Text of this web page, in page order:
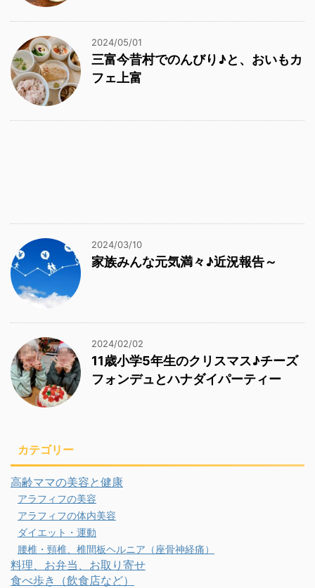
2024/05/01
三富今昔村でのんびり♪と、おいもカ
フェ上富
2024/03/10
家族みんな元気満々♪近況報告～
2024/02/02
11歳小学5年生のクリスマス♪チーズ
フォンデュとハナダイパーティー
カテゴリー
高齢ママの美容と健康
アラフィフの美容
アラフィフの体内美容
ダイエット・運動
腰椎・頸椎、椎間板ヘルニア（座骨神経痛）
料理、お弁当、お取り寄せ
食べ歩き（飲食店など）